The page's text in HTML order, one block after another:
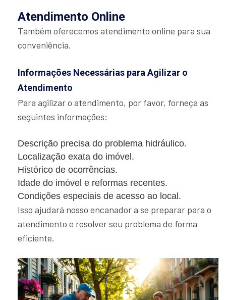
Atendimento Online
Também oferecemos atendimento online para sua
conveniência.
Informações Necessárias para Agilizar o
Atendimento
Para agilizar o atendimento, por favor, forneça as
seguintes informações:
Descrição precisa do problema hidráulico.
Localização exata do imóvel.
Histórico de ocorrências.
Idade do imóvel e reformas recentes.
Condições especiais de acesso ao local.
Isso ajudará nosso encanador a se preparar para o
atendimento e resolver seu problema de forma
eficiente.